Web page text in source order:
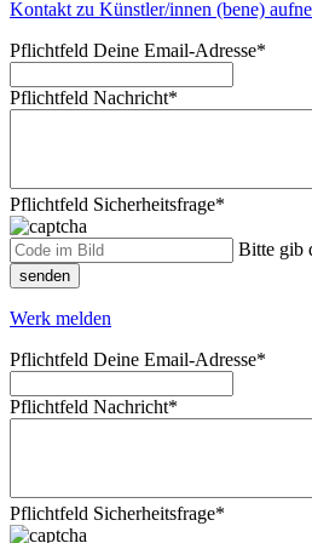
Kontakt zu Künstler/innen (bene)
Pflichtfeld Deine Email-Adresse*
Pflichtfeld Nachricht*
Pflichtfeld Sicherheitsfrage*
Bitte gib
senden
Werk melden
Pflichtfeld Deine Email-Adresse*
Pflichtfeld Nachricht*
Pflichtfeld Sicherheitsfrage*